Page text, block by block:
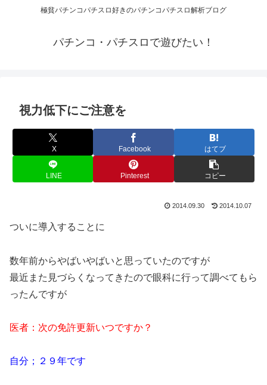
極貧パチンコパチスロ好きのパチンコパチスロ解析ブログ
パチンコ・パチスロで遊びたい！
視力低下にご注意を
X Facebook はてブ
LINE Pinterest コピー
2014.09.30 2014.10.07
ついに導入することに
数年前からやばいやばいと思っていたのですが
最近また見づらくなってきたので眼科に行って調べてもら
ったんですが
医者：次の免許更新いつですか？
自分；２９年です